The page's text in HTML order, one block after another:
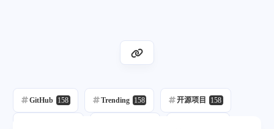
GitHub 158 Trending 158 开源项目 158